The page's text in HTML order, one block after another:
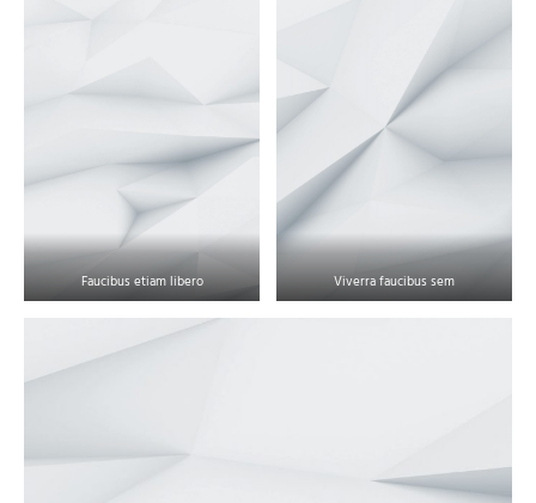
Faucibus etiam libero Viverra faucibus sem